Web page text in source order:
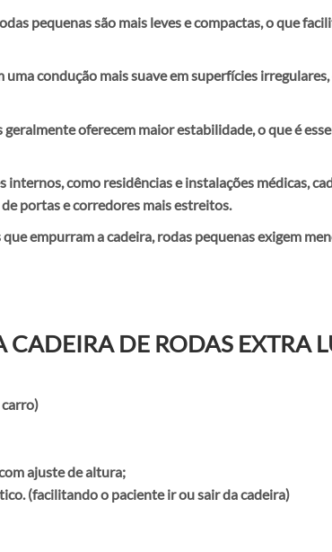
pequenas são mais leves e compactas, o que
condução mais suave em superfícies
oferecem maior estabilidade, o que é
como residências e instalações médicas,
portas e corredores mais estreitos.
empurram a cadeira, rodas pequenas exigem
CADEIRA DE RODAS EXTRA
ajuste de altura;
(facilitando o paciente ir ou sair da cadeira)